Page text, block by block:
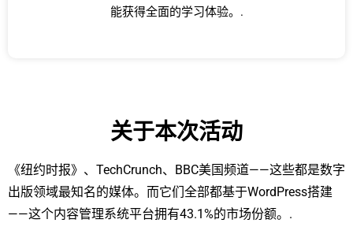
能获得全面的学习体验。.
关于本次活动
《纽约时报》、TechCrunch、BBC美国频道——这些都是数字
出版领域最知名的媒体。而它们全部都基于WordPress搭建
——这个内容管理系统平台拥有43.1%的市场份额。.